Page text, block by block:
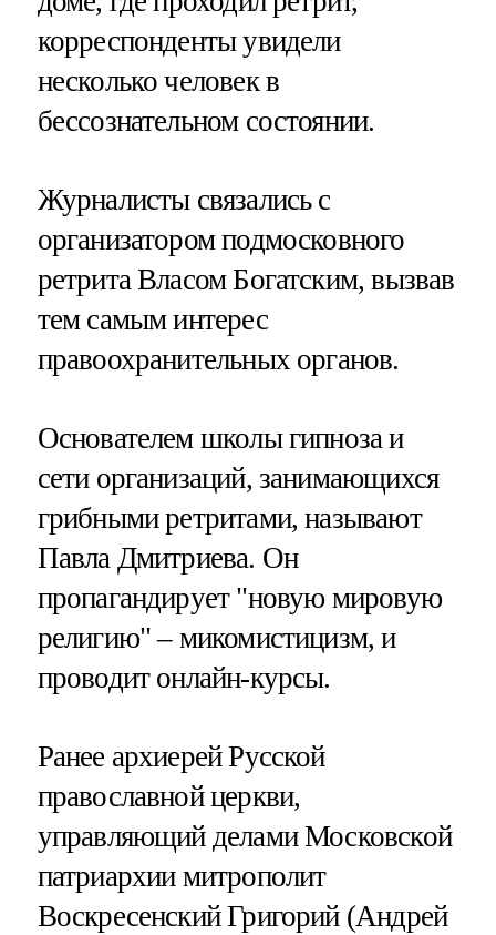
корреспонденты увидели
несколько человек в
бессознательном состоянии.
Журналисты связались с
организатором подмосковного
ретрита Власом Богатским, вызвав
тем самым интерес
правоохранительных органов.
Основателем школы гипноза и
сети организаций, занимающихся
грибными ретритами, называют
Павла Дмитриева. Он
пропагандирует "новую мировую
религию" – микомистицизм, и
проводит онлайн-курсы.
Ранее архиерей Русской
православной церкви,
управляющий делами Московской
патриархии митрополит
Воскресенский Григорий (Андрей